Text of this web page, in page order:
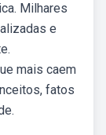
Milhares
e
mais caem
fatos